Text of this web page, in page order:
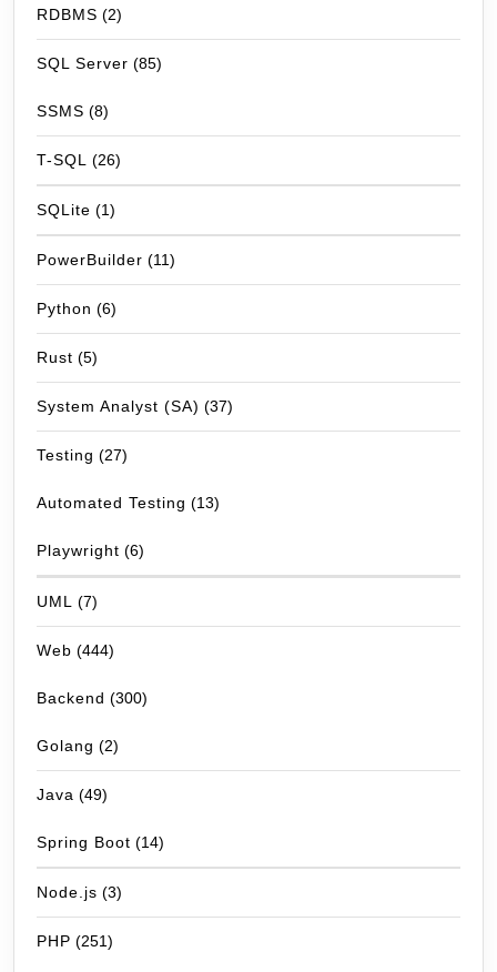
RDBMS (2)
SQL Server (85)
SSMS (8)
T-SQL (26)
SQLite (1)
PowerBuilder (11)
Python (6)
Rust (5)
System Analyst (SA) (37)
Testing (27)
Automated Testing (13)
Playwright (6)
UML (7)
Web (444)
Backend (300)
Golang (2)
Java (49)
Spring Boot (14)
Node.js (3)
PHP (251)